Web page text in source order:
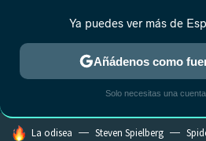
ESTRENOS REALITY
HOY SE HABLA DE
La odisea Steven Spielberg
Ya puedes ver más de
Añádenos como
Solo necesitas una